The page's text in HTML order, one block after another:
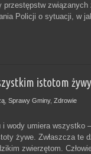
przestępstw
Policji o sytuacji, w
istotom
, Sprawy Gminy, Zdrowie
i wody umiera wszystko
żywe. Zwłaszcza te
zwierzętom.